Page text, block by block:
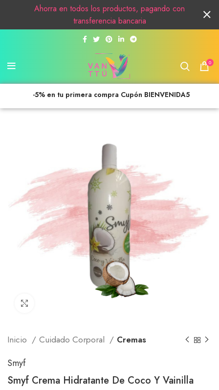
0
-5% en tu primera compra Cupón BIENVENIDA5
Inicio Cuidado Corporal Cremas
Smyf
Smyf Crema Hidratante De Coco Y Vainilla
Ahorra en todos los productos, pagando con
transferencia bancaria